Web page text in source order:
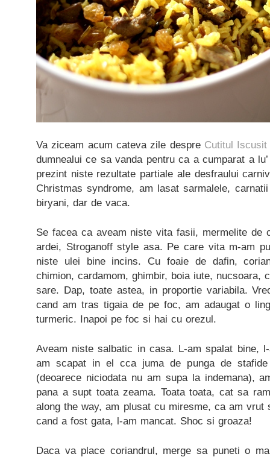
Va ziceam acum cateva zile despre Cutitul Iscusit
dumnealui ce sa vanda pentru ca a cumparat a
prezint niste rezultate partiale ale desfraului
Christmas syndrome, am lasat sarmalele,
biryani, dar de vaca.
Se facea ca aveam niste vita fasii, mermelite de
ardei, Stroganoff style asa. Pe care vita m-am
niste ulei bine incins. Cu foaie de dafin,
chimion, cardamom, ghimbir, boia iute, nucsoara,
sare. Dap, toate astea, in proportie variabila.
cand am tras tigaia de pe foc, am adaugat o
turmeric. Inapoi pe foc si hai cu orezul.
Aveam niste salbatic in casa. L-am spalat bine,
am scapat in el cca juma de punga de
(deoarece niciodata nu am supa la indemana),
pana a supt toata zeama. Toata toata, cat sa
along the way, am plusat cu miresme, ca am
cand a fost gata, l-am mancat. Shoc si groaza!
Daca va place coriandrul, merge sa puneti o